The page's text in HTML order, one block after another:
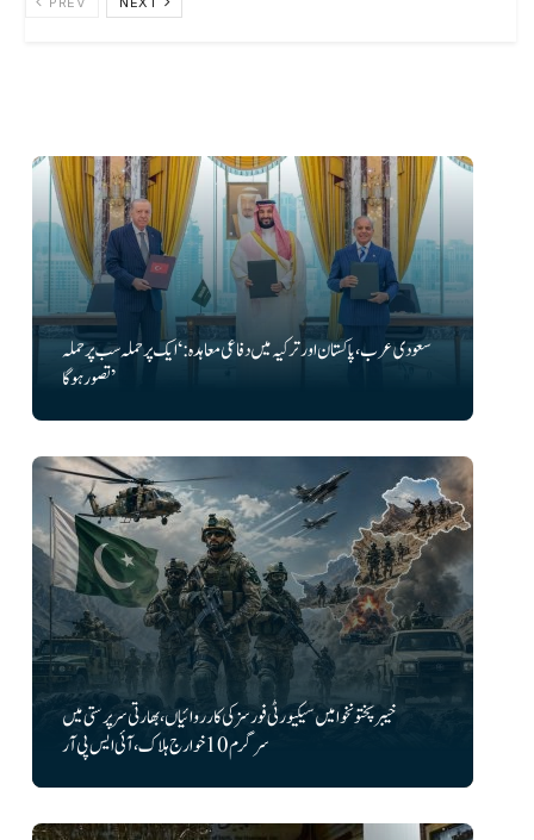
سعودی عرب، پاکستان اور ترکیہ میں دفاعی معاہدہ: ‘ایک پر حملہ سب پر حملہ
تصور ہوگا’
خیبرپختونخوا میں سیکیورٹی فورسز کی کارروائیاں، بھارتی سرپرستی میں
سرگرم 10 خوارج ہلاک، آئی ایس پی آر